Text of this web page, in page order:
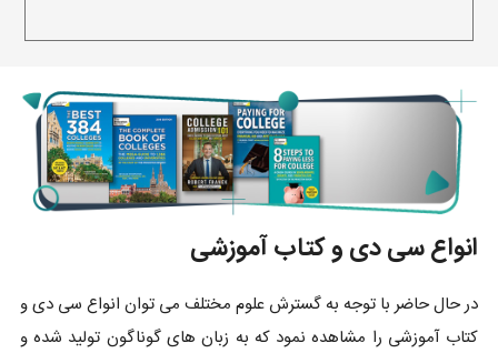
انواع سی دی و کتاب آموزشی
در حال حاضر با توجه به گسترش علوم مختلف می توان انواع سی دی و
کتاب آموزشی را مشاهده نمود که به زبان های گوناگون تولید شده و